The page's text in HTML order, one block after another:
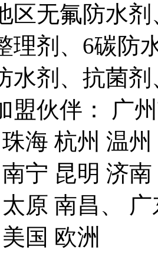
区无氟防水
理剂、6碳防
水剂、抗菌
盟伙伴： 广
海 杭州 温
宁 昆明 济
原 南昌、
国 欧洲